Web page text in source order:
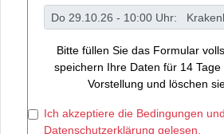
Bitte füllen Sie das Formular
speichern Ihre Daten für 14
Vorstellung und löschen
Ich akzeptiere die Bedingungen
Datenschutzerklärung gelesen.